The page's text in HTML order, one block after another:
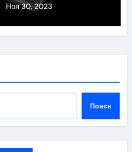
Ноя 30, 2023
Поиск